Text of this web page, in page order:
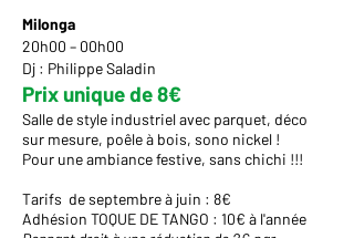
Milonga
20h00 – 00h00
Dj : Philippe Saladin
Prix unique de 8€
Salle de style industriel avec parquet, déco
sur mesure, poêle à bois, sono nickel !
Pour une ambiance festive, sans chichi !!!
Tarifs de septembre à juin : 8€​
Adhésion TOQUE DE TANGO : 10€ à l'année